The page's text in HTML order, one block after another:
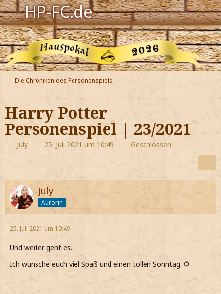
HP-FC.de
Navigation
Harry Potter
Der HP-FC
Hogwarts
Zauberwelt
Willkommen
Jetzt Fanclub-Mitglied werden!
Die Chroniken des Personenspiels
Harry Potter
Personenspiel | 23/2021
July 25. Juli 2021 um 10:49 Geschlossen
July
Aurorin
25. Juli 2021 um 10:49
Und weiter geht es.
Ich wünsche euch viel Spaß und einen tollen Sonntag. 🌻